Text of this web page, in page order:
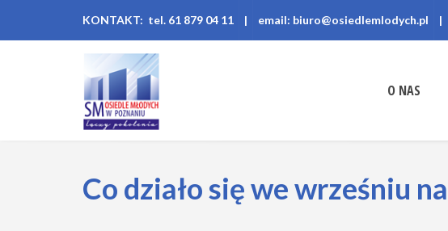
KONTAKT: tel. 61 879 04 11 | email: biuro@osiedlemlodych.pl |
O NAS
Co działo się we wrześniu